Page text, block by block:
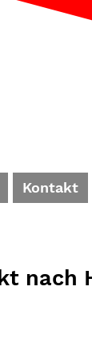
Kontakt
nach